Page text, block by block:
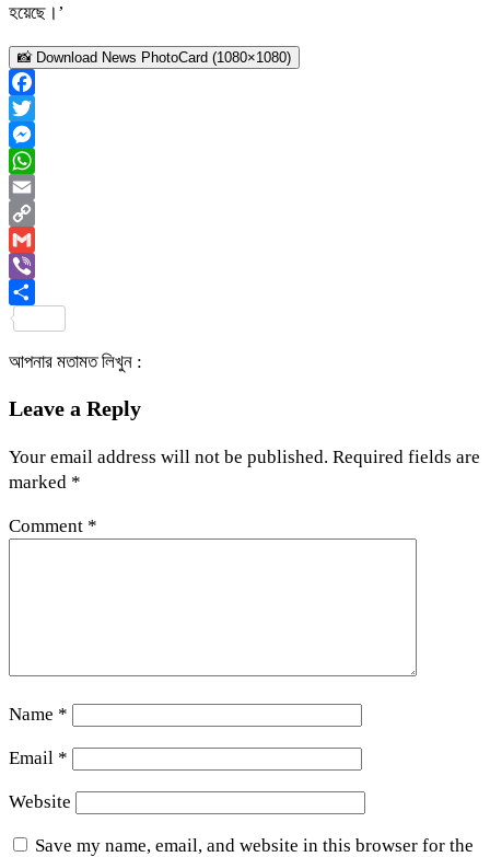
হয়েছে।’
📸 Download News PhotoCard (1080×1080)
Facebook
Twitter
Messenger
WhatsApp
Email
Copy
Link
Gmail
Viber
আপনার মতামত লিখুন :
Leave a Reply
Your email address will not be published. Required fields are
marked *
Comment *
Name *
Email *
Website
Save my name, email, and website in this browser for the